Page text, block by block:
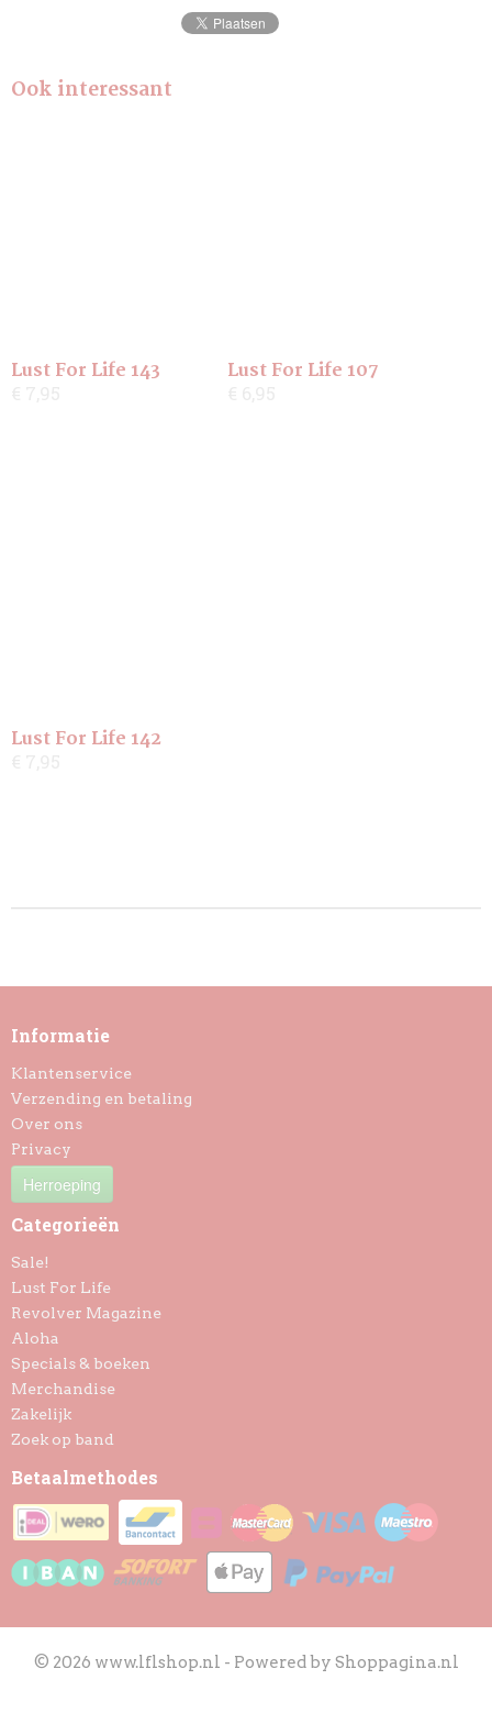
Ook interessant
Lust For Life 143 Lust For Life 107
Lust For Life 142
Informatie
Klantenservice
Verzending en betaling
Over ons
Privacy
Herroeping
Categorieën
Sale!
Lust For Life
Revolver Magazine
Aloha
Specials & boeken
Merchandise
Zakelijk
Zoek op band
Betaalmethodes
© 2026 www.lflshop.nl - Powered by Shoppagina.nl